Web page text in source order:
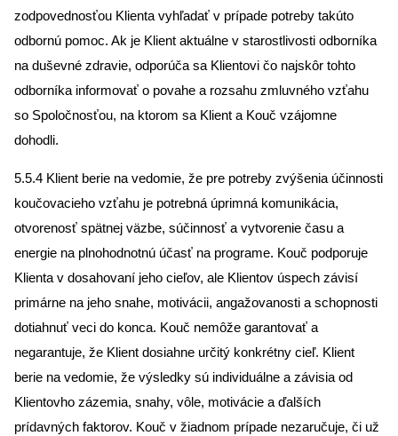
zodpovednosťou Klienta vyhľadať v prípade potreby takúto
odbornú pomoc. Ak je Klient aktuálne v starostlivosti odborníka
na duševné zdravie, odporúča sa Klientovi čo najskôr tohto
odborníka informovať o povahe a rozsahu zmluvného vzťahu
so Spoločnosťou, na ktorom sa Klient a Kouč vzájomne
dohodli.
5.5.4 Klient berie na vedomie, že pre potreby zvýšenia účinnosti
koučovacieho vzťahu je potrebná úprimná komunikácia,
otvorenosť spätnej väzbe, súčinnosť a vytvorenie času a
energie na plnohodnotnú účasť na programe. Kouč podporuje
Klienta v dosahovaní jeho cieľov, ale Klientov úspech závisí
primárne na jeho snahe, motivácii, angažovanosti a schopnosti
dotiahnuť veci do konca. Kouč nemôže garantovať a
negarantuje, že Klient dosiahne určitý konkrétny cieľ. Klient
berie na vedomie, že výsledky sú individuálne a závisia od
Klientovho zázemia, snahy, vôle, motivácie a ďalších
prídavných faktorov. Kouč v žiadnom prípade nezaručuje, či už